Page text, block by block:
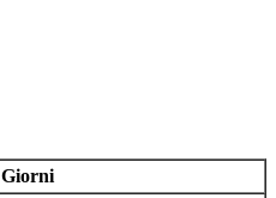
Giorni